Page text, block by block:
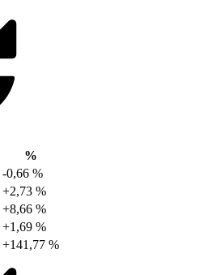
%
-0,66 %
+2,73 %
+8,66 %
+1,69 %
+141,77 %